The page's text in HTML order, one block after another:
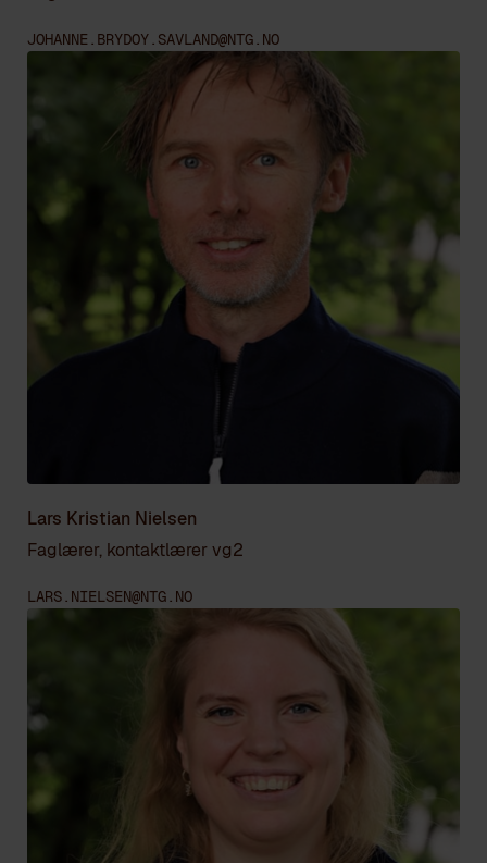
JOHANNE.BRYDOY.SAVLAND@NTG.NO
Lars Kristian Nielsen
Faglærer, kontaktlærer vg2
LARS.NIELSEN@NTG.NO